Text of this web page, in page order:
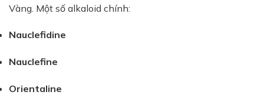
Vàng. Một số alkaloid chính:
Nauclefidine
Nauclefine
Orientaline